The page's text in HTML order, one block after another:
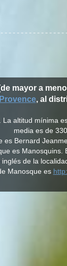
mayor a
, al
altitud mínima
media es de 330
es Bernard
es
inglés de la
Manosque es